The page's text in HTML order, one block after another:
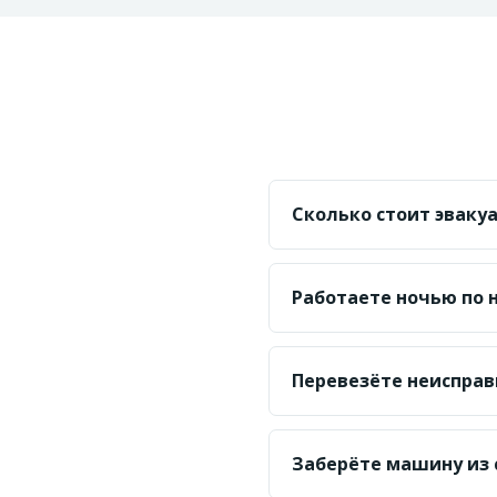
Сколько стоит
Считаем по
цену по маршруту
Работаете ночью по
Да, круглосуточно.
быстрее.
Перевезёте
Да, грузим на
проблем.
Заберёте машину из